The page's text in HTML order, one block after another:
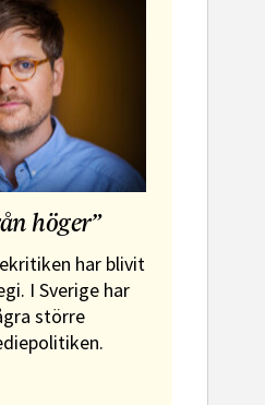
höger”
har blivit
I Sverige har
större